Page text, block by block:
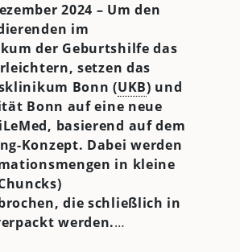
2024 – Um den
im
der Geburtshilfe das
setzen das
Bonn (UKB) und
Bonn auf eine neue
basierend auf dem
Konzept. Dabei werden
in kleine
die schließlich in
werden.…